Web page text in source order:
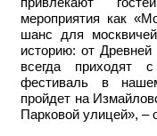
мероприятия как
шанс для
историю: от
всегда приходят
фестиваль в
пройдет на
Парковой улицей», –